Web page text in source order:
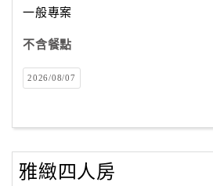
帳
客
一般專案
不含餐點
2026/08/07
雅緻四人房